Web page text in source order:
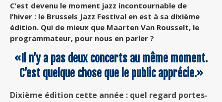
C’est devenu le moment jazz incontournable de
l’hiver : le Brussels Jazz Festival en est à sa dixième
édition. Qui de mieux que Maarten Van Rousselt, le
programmateur, pour nous en parler ?
«Il n’y a pas deux concerts au même moment.
C’est quelque chose que le public apprécie.»
Dixième édition cette année : quel regard portes-